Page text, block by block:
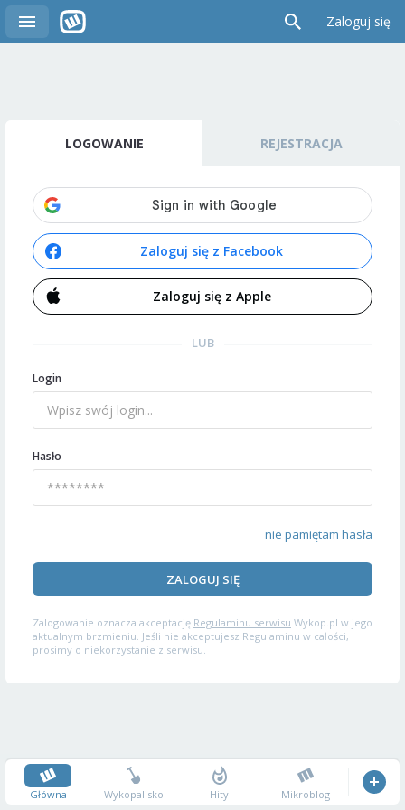
Zaloguj się
LOGOWANIE REJESTRACJA
Zaloguj się z Facebook
Zaloguj się z Apple
LUB
Login
Hasło
nie pamiętam hasła
ZALOGUJ SIĘ
Zalogowanie oznacza akceptację Regulaminu serwisu Wykop.pl w jego
aktualnym brzmieniu. Jeśli nie akceptujesz Regulaminu w całości,
prosimy o niekorzystanie z serwisu.
Główna Wykopalisko Hity Mikroblog